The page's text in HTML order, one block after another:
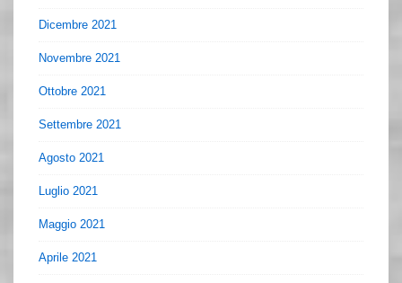
Dicembre 2021
Novembre 2021
Ottobre 2021
Settembre 2021
Agosto 2021
Luglio 2021
Maggio 2021
Aprile 2021